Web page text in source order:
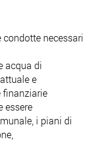
necessari
acqua di
e
finanziarie
essere
i piani di